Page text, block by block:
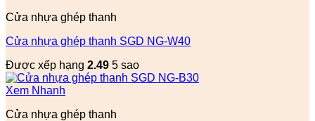
Cửa nhựa ghép thanh
Cửa nhựa ghép thanh SGD NG-W40
Được xếp hạng 2.49 5 sao
Xem Nhanh
Cửa nhựa ghép thanh